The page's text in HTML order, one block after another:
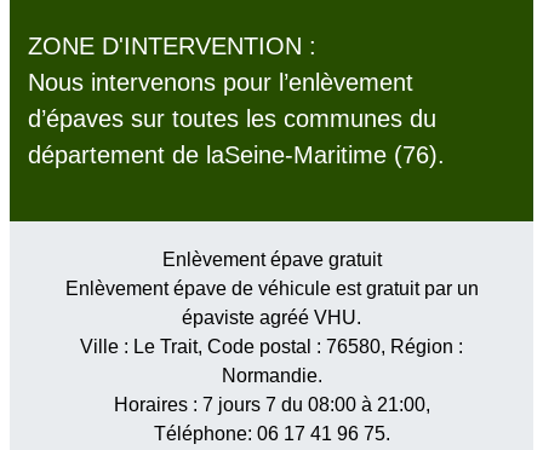
ZONE D'INTERVENTION :
Nous intervenons pour l’enlèvement
d’épaves sur toutes les communes du
département de laSeine-Maritime (76).
Enlèvement épave gratuit
Enlèvement épave de véhicule est gratuit par un
épaviste agréé VHU.
Ville : Le Trait, Code postal : 76580, Région :
Normandie.
Horaires : 7 jours 7 du 08:00 à 21:00,
Téléphone: 06 17 41 96 75.